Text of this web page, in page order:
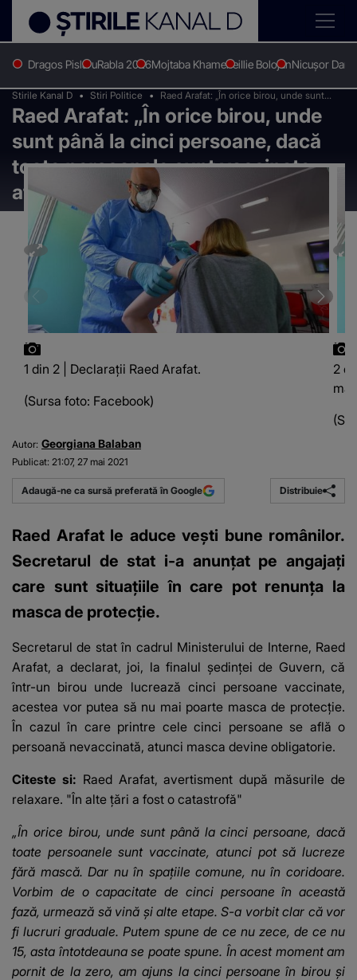
Dragos PislaruRabla 2026Mojtaba KhameneiIlie BolojanNicușor Dan
Stirile Kanal D Stiri Politice
Raed Arafat: „În orice birou, unde sunt
până la cinci persoane, dacă toate
persoanele sunt vaccinate, atunci pot să
lucreze fără mască”
Raed Arafat: „În orice birou, unde
sunt până la cinci persoane, dacă
toate persoanele sunt vaccinate,
atunci pot să lucreze fără mască”
1 din 2 | Declarații Raed Arafat.
(Sursa foto: Facebook)
2
Autor: Georgiana Balaban
Publicat: 21:07, 27 mai 2021
Adaugă-ne ca sursă preferată în Google Distribuie
Raed Arafat le aduce vești bune românilor.
Secretarul de stat i-a anunțat pe angajați
care sunt situațiile în care pot renunța la
masca de protecție.
Secretarul de stat în cadrul Ministerului de Interne, Raed
Arafat, a declarat, joi, la finalul şedinţei de Guvern, că
într-un birou unde lucrează cinci persoane vaccinate,
acestea vor putea să nu mai poarte masca de protecţie.
În cazul în care printre cele cinci persoane se află o
persoană nevaccinată, atunci masca devine obligatorie.
Citeste si: Raed Arafat, avertisment după măsurile de
relaxare. "În alte țări a fost o catastrofă"
„În orice birou, unde sunt până la cinci persoane, dacă
toate persoanele sunt vaccinate, atunci pot să lucreze
fără mască. Dar nu în spaţiile comune, nu în coridoare.
Vorbim de o capacitate de cinci persoane în această
fază, urmează să vină şi alte etape. S-a vorbit clar că vor
fi lucruri graduale. Putem spune de ce nu zece, de ce nu
15, asta întotdeauna se poate spune. În acest moment am
pornit de la zero, am ajuns la cinci persoane în birou şi